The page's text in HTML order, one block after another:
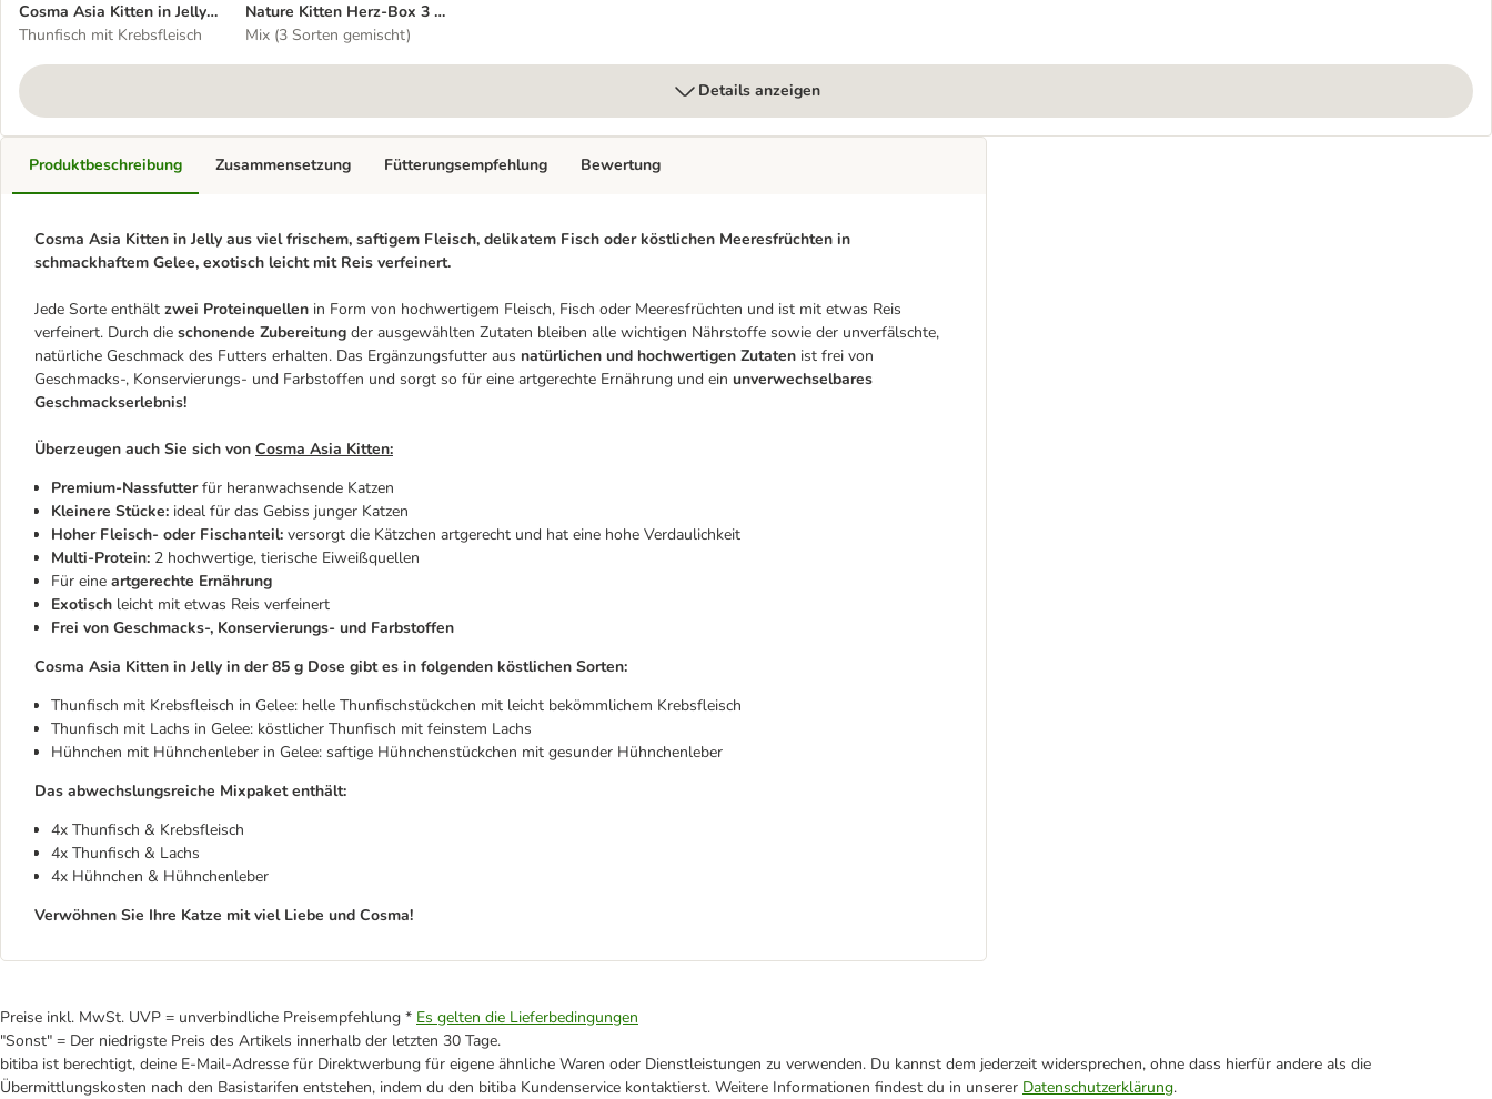
Cosma Asia Kitten in Jelly
12 x 85 g
Thunfisch mit Krebsfleisch
Nature Kitten Herz-Box 3 x
70 g
Mix (3 Sorten gemischt)
Details anzeigen
Produktbeschreibung
Cosma Asia Kitten in Jelly aus viel frischem, saftigem Fleisch, delikatem Fisch oder köstlichen Meeresfrüchten in
schmackhaftem Gelee, exotisch leicht mit Reis verfeinert.
Jede Sorte enthält zwei Proteinquellen in Form von hochwertigem Fleisch, Fisch oder Meeresfrüchten und ist mit etwas Reis
verfeinert. Durch die schonende Zubereitung der ausgewählten Zutaten bleiben alle wichtigen Nährstoffe sowie der unverfälschte,
natürliche Geschmack des Futters erhalten. Das Ergänzungsfutter aus natürlichen und hochwertigen Zutaten ist frei von
Geschmacks-, Konservierungs- und Farbstoffen und sorgt so für eine artgerechte Ernährung und ein unverwechselbares
Geschmackserlebnis!
Überzeugen auch Sie sich von Cosma Asia Kitten:
Premium-Nassfutterfür heranwachsende Katzen
Kleinere Stücke: ideal für das Gebiss junger Katzen
Hoher Fleisch- oder Fischanteil: versorgt die Kätzchen artgerecht und hat eine hohe Verdaulichkeit
Multi-Protein: 2 hochwertige, tierische Eiweißquellen
Für eine artgerechte Ernährung
Exotisch leicht mit etwas Reis verfeinert
Frei von Geschmacks-, Konservierungs- und Farbstoffen
Cosma Asia Kitten in Jelly in der 85 g Dose gibt es in folgenden köstlichen Sorten:
Thunfisch mit Krebsfleisch in Gelee: helle Thunfischstückchen mit leicht bekömmlichem Krebsfleisch
Thunfisch mit Lachs in Gelee: köstlicher Thunfisch mit feinstem Lachs
Hühnchen mit Hühnchenleber in Gelee: saftige Hühnchenstückchen mit gesunder Hühnchenleber
Das abwechslungsreiche Mixpaket enthält:
4x Thunfisch & Krebsfleisch
4x Thunfisch & Lachs
4x Hühnchen & Hühnchenleber
Verwöhnen Sie Ihre Katze mit viel Liebe und Cosma!
Zusammensetzung Fütterungsempfehlung Bewertung
Preise inkl. MwSt. UVP = unverbindliche Preisempfehlung * Es gelten die Lieferbedingungen
"Sonst" = Der niedrigste Preis des Artikels innerhalb der letzten 30 Tage.
bitiba ist berechtigt, deine E-Mail-Adresse für Direktwerbung für eigene ähnliche Waren oder Dienstleistungen zu verwenden. Du kannst dem jederzeit widersprechen, ohne dass hierfür andere als die
Übermittlungskosten nach den Basistarifen entstehen, indem du den bitiba Kundenservice kontaktierst. Weitere Informationen findest du in unserer Datenschutzerklärung.